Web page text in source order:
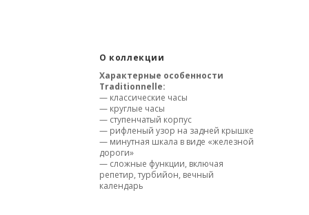
О коллекции
Характерные особенности
Traditionnelle:
— классические часы
— круглые часы
— ступенчатый корпус
— рифленый узор на задней крышке
— минутная шкала в виде «железной
дороги»
— сложные функции, включая
репетир, турбийон, вечный
календарь